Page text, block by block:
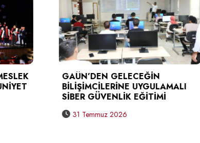
GAÜN’DEN GELECEĞİN
BİLİŞİMCİLERİNE UYGULAMALI
SİBER GÜVENLİK EĞİTİMİ
31 Temmuz 2026